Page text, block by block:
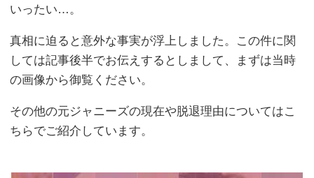
いったい…。
真相に迫ると意外な事実が浮上しました。この件に関
しては記事後半でお伝えするとしまして、まずは当時
の画像から御覧ください。
その他の元ジャニーズの現在や脱退理由についてはこ
ちらでご紹介しています。